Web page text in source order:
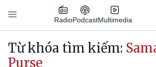
Nhảy đến nội dung
RadioPodcastMultimedia
Main navigation
Từ khóa tìm kiếm:
Purse